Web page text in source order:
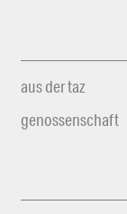
aus der taz
genossenschaft